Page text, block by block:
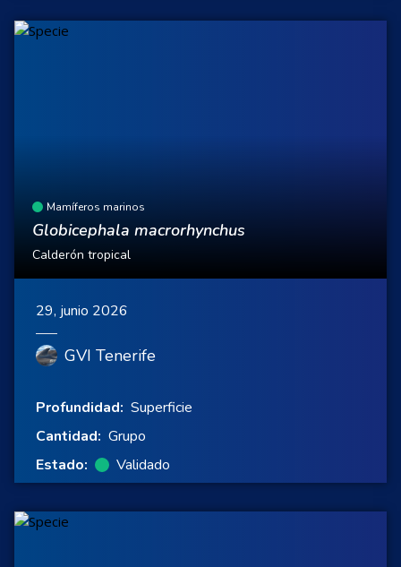
Mamíferos marinos
Globicephala macrorhynchus
Calderón tropical
29, junio 2026
GVI Tenerife
Profundidad: Superficie
Cantidad: Grupo
Estado:
Validado